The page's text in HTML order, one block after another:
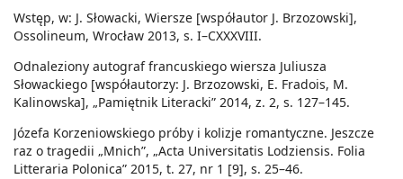
Wstęp, w: J. Słowacki, Wiersze [współautor J. Brzozowski],
Ossolineum, Wrocław 2013, s. I–CXXXVIII.
Odnaleziony autograf francuskiego wiersza Juliusza
Słowackiego [współautorzy: J. Brzozowski, E. Fradois, M.
Kalinowska], „Pamiętnik Literacki” 2014, z. 2, s. 127–145.
Józefa Korzeniowskiego próby i kolizje romantyczne. Jeszcze
raz o tragedii „Mnich”, „Acta Universitatis Lodziensis. Folia
Litteraria Polonica” 2015, t. 27, nr 1 [9], s. 25–46.